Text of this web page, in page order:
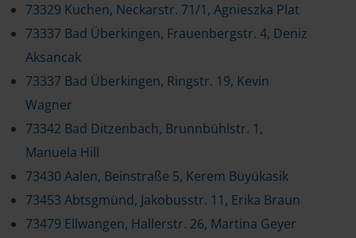
73329 Kuchen, Neckarstr. 71/1, Agnieszka Plat
73337 Bad Überkingen, Frauenbergstr. 4, Deniz
Aksancak
73337 Bad Überkingen, Ringstr. 19, Kevin
Wagner
73342 Bad Ditzenbach, Brunnbühlstr. 1,
Manuela Hill
73430 Aalen, Beinstraße 5, Kerem Büyükasik
73453 Abtsgmünd, Jakobusstr. 11, Erika Braun
73479 Ellwangen, Hallerstr. 26, Martina Geyer